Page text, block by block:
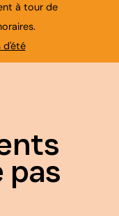
à tour de
d'été
pas